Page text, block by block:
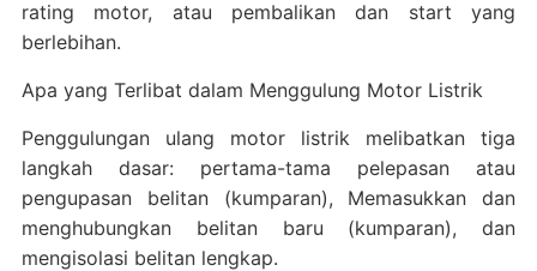
rating motor, atau pembalikan dan start yang
berlebihan.
Apa yang Terlibat dalam Menggulung Motor Listrik
Penggulungan ulang motor listrik melibatkan tiga
langkah dasar: pertama-tama pelepasan atau
pengupasan belitan (kumparan), Memasukkan dan
menghubungkan belitan baru (kumparan), dan
mengisolasi belitan lengkap.